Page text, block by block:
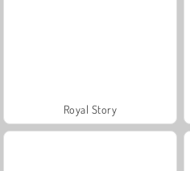
Royal Story